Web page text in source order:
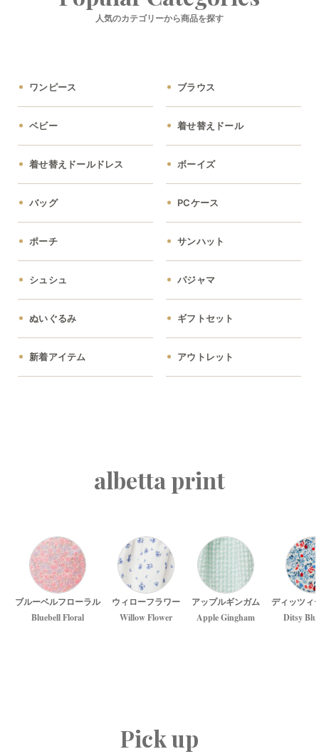
人気のカテゴリーから商品を探す
ワンピース ブラウス
ベビー 着せ替えドール
着せ替えドールドレス ボーイズ
バッグ PCケース
ポーチ サンハット
シュシュ パジャマ
ぬいぐるみ ギフトセット
新着アイテム アウトレット
albetta print
ブルーベルフローラル
Bluebell Floral
ウィローフラワー
Willow Flower
アップルギンガム
Apple Gingham
ディッツィ
Ditsy
Pick up